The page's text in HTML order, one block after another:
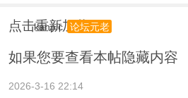
点击重新加载
kanpic 论坛元老
如果您要查看本帖隐藏内容
2026-3-16 22:14